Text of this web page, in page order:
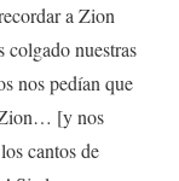
a Zion
nuestras
nos pedían que
Zion… [y nos
cantos de